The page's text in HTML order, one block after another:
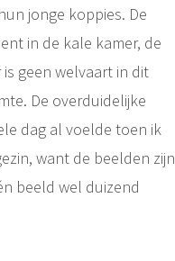
jonge koppies. De
in de kale kamer, de
geen welvaart in dit
De overduidelijke
dag al voelde toen ik
want de beelden zijn
beeld wel duizend